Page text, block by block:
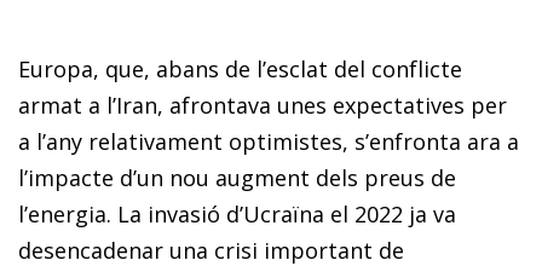
Europa, que, abans de l’esclat del conflicte
armat a l’Iran, afrontava unes expectatives per
a l’any relativament optimistes, s’enfronta ara a
l’impacte d’un nou augment dels preus de
l’energia. La invasió d’Ucraïna el 2022 ja va
desencadenar una crisi important de